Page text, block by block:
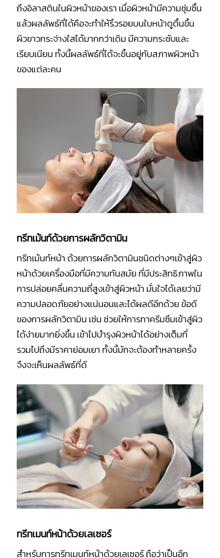
ถึงอิลาสตินในผิวหน้าของเรา เมื่อผิวหน้ามีความชุ่มชื้น
แล้วผลลัพธ์ที่ได้คือจะทำให้ริ้วรอยบนใบหน้าดูตื้นขึ้น
ผิวขาวกระจ่างใสได้มากกว่าเดิม มีความกระชับและ
เรียบเนียน ทั้งนี้ผลลัพธ์ที่ได้จะขึ้นอยู่กับสภาพผิวหน้า
ของแต่ละคน
ทรีทเม้นท์ด้วยการผลักวิตามิน
ทรีทเม้นท์หน้า ด้วยการผลักวิตามินชนิดต่างๆเข้าสู่ผิว
หน้าด้วยเครื่องมือที่มีความทันสมัย ที่มีประสิทธิภาพใน
การปล่อยคลื่นความถี่สูงเข้าสู่ผิวหน้า มั่นใจได้เลยว่ามี
ความปลอดภัยอย่างแน่นอนและได้ผลดีอีกด้วย ข้อดี
ของการผลักวิตามิน เช่น ช่วยให้การทาครีมซึมเข้าสู่ผิว
ได้ง่ายมากยิ่งขึ้น เข้าไปบำรุงผิวหน้าได้อย่างเต็มที่
รวมไปถึงมีราคาย่อมเยา ทั้งนี้มักจะต้องทำหลายครั้ง
จึงจะเห็นผลลัพธ์ที่ดี
ทรีทเมนท์หน้าด้วยเลเซอร์
สำหรับการทรีทเมนท์หน้าด้วยเลเซอร์ ถือว่าเป็นอีก